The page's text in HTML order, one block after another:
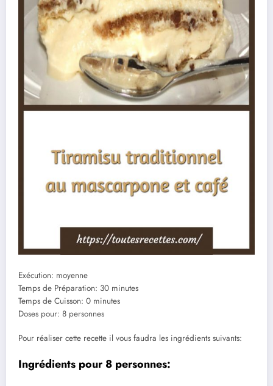
Exécution: moyenne
Temps de Préparation: 30 minutes
Temps de Cuisson: 0 minutes
Doses pour: 8 personnes
Pour réaliser cette recette il vous faudra les ingrédients suivants:
Ingrédients pour 8 personnes: